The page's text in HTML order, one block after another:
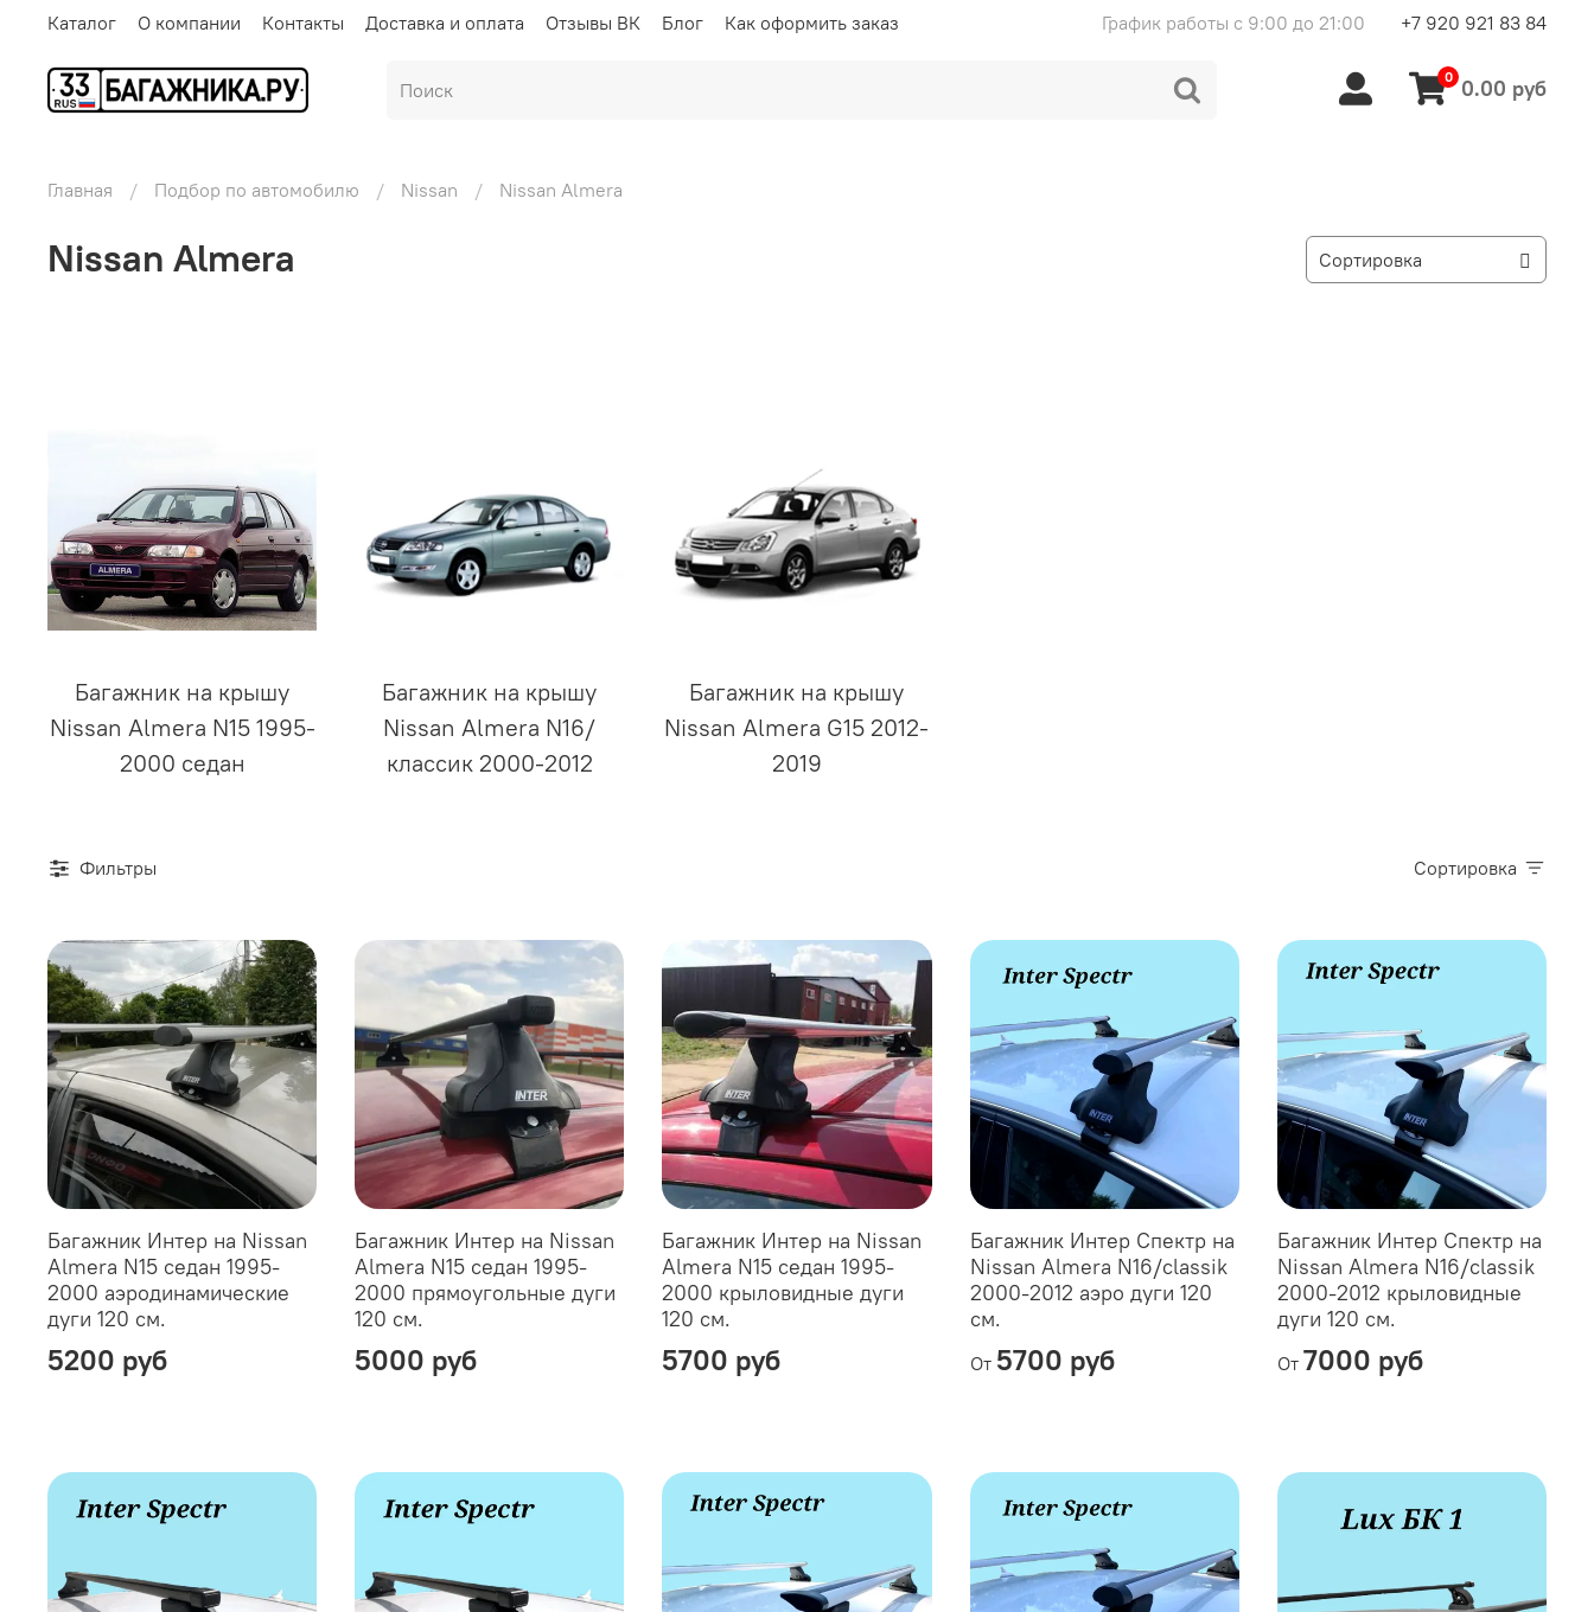
Каталог О компании Контакты Доставка и оплата Отзывы ВК Блог Как оформить заказ График работы с 9:00 до 21:00 +7 920 921 83 84
0 0.00 руб
Главная Подбор по автомобилю Nissan Nissan Almera
Nissan Almera
Багажник на крышу
Nissan Almera N15 1995-
2000 седан
Багажник на крышу
Nissan Almera N16/
классик 2000-2012
Багажник на крышу
Nissan Almera G15 2012-
2019
Фильтры Сортировка
Багажник Интер на Nissan
Almera N15 седан 1995-
2000 аэродинамические
дуги 120 см.
5200 руб
Багажник Интер на Nissan
Almera N15 седан 1995-
2000 прямоугольные дуги
120 см.
5000 руб
Багажник Интер на Nissan
Almera N15 седан 1995-
2000 крыловидные дуги
120 см.
5700 руб
Багажник Интер Спектр на
Nissan Almera N16/classik
2000-2012 аэро дуги 120
см.
От 5700 руб
Багажник Интер Спектр на
Nissan Almera N16/classik
2000-2012 крыловидные
дуги 120 см.
От 7000 руб